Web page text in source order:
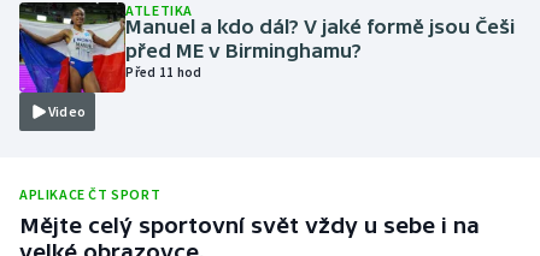
Parasport
Plavání
Ragby
Video
ATLETIKA
Manuel a kdo dál? V jaké formě jsou Češi
před ME v Birminghamu?
Před 11 hod
APLIKACE ČT SPORT
Mějte celý sportovní svět vždy u sebe i na